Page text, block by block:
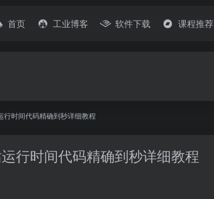
首页 工业博客 软件下载 课程推荐
时间代码精确到秒详细教程
行时间代码精确到秒详细教程